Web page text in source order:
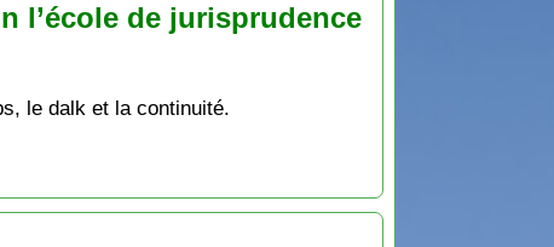
l’école de jurisprudence
le dalk et la continuité.